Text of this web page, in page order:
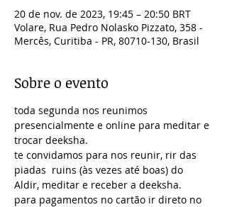
20 de nov. de 2023, 19:45 – 20:50 BRT
Volare, Rua Pedro Nolasko Pizzato, 358 -
Mercês, Curitiba - PR, 80710-130, Brasil
Sobre o evento
toda segunda nos reunimos
presencialmente e online para meditar e
trocar deeksha.
te convidamos para nos reunir, rir das
piadas  ruins (às vezes até boas) do
Aldir, meditar e receber a deeksha.
para pagamentos no cartão ir direto no